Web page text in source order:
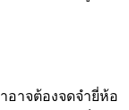
อาจต้องจดจำยี่ห้อ